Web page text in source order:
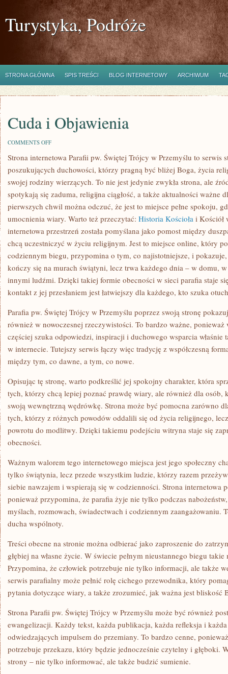
Turystyka, Podróże
STRONA GŁÓWNA SPIS TREŚCI BLOG INTERNETOWY ARCHIWUM
Cuda i Objawienia
COMMENTS OFFON
I
Strona internetowa Parafii pw. Świętej Trójcy w Przemyślu to serwis
poszukujących duchowości, którzy pragną być bliżej Boga, życia
swojej rodziny wierzących. To nie jest jedynie zwykła strona, ale
spotykają się zaduma, religijna ciągłość, a także aktualności ważne
pierwszych chwil można odczuć, że jest to miejsce pełne spokoju,
umocnienia wiary. Warto też przeczytać: Historia Kościoła i Kościół
internetowa przestrzeń została pomyślana jako pomost między
chcą uczestniczyć w życiu religijnym. Jest to miejsce online, który
codziennym biegu, przypomina o tym, co najistotniejsze, i
kończy się na murach świątyni, lecz trwa każdego dnia – w domu,
innymi ludźmi. Dzięki takiej formie obecności w sieci parafia staje
kontakt z jej przesłaniem jest łatwiejszy dla każdego, kto szuka
Parafia pw. Świętej Trójcy w Przemyślu poprzez swoją stronę
również w nowoczesnej rzeczywistości. To bardzo ważne, ponieważ
częściej szuka odpowiedzi, inspiracji i duchowego wsparcia właśnie
w internecie. Tutejszy serwis łączy więc tradycję z współczesną
między tym, co dawne, a tym, co nowe.
Opisując tę stronę, warto podkreślić jej spokojny charakter, która
tych, którzy chcą lepiej poznać prawdę wiary, ale również dla osób,
swoją wewnętrzną wędrówkę. Strona może być pomocna zarówno
tych, którzy z różnych powodów oddalili się od życia religijnego,
powrotu do modlitwy. Dzięki takiemu podejściu witryna staje się
obecności.
Ważnym walorem tego internetowego miejsca jest jego społeczny
tylko świątynia, lecz przede wszystkim ludzie, którzy razem
siebie nawzajem i wspierają się w codzienności. Strona internetowa
ponieważ przypomina, że parafia żyje nie tylko podczas
myślach, rozmowach, świadectwach i codziennym zaangażowaniu.
ducha wspólnoty.
Treści obecne na stronie można odbierać jako zaproszenie do
głębiej na własne życie. W świecie pełnym nieustannego biegu
Przypomina, że człowiek potrzebuje nie tylko informacji, ale także
serwis parafialny może pełnić rolę cichego przewodnika, który
pytania dotyczące wiary, a także zrozumieć, jak ważna jest bliskość
Strona Parafii pw. Świętej Trójcy w Przemyślu może być również
ewangelizacji. Każdy tekst, każda publikacja, każda refleksja i
odwiedzających impulsem do przemiany. To bardzo cenne,
potrzebuje przekazu, który będzie jednocześnie czytelny i głęboki.
strony – nie tylko informować, ale także budzić sumienie.